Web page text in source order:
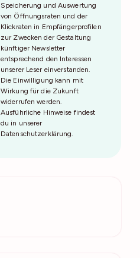
Speicherung und Auswertung
von Öffnungsraten und der
Klickraten in Empfängerprofilen
zur Zwecken der Gestaltung
künftiger Newsletter
entsprechend den Interessen
unserer Leser einverstanden.
Die Einwilligung kann mit
Wirkung für die Zukunft
widerrufen werden.
Ausführliche Hinweise findest
du in unserer
Datenschutzerklärung